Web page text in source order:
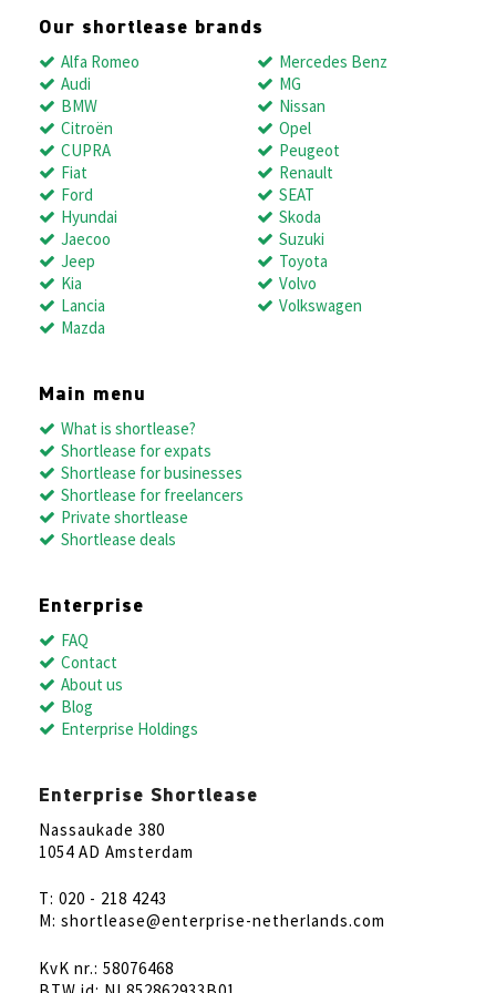
Our shortlease brands
Alfa Romeo
Audi
BMW
Citroën
CUPRA
Fiat
Ford
Hyundai
Jaecoo
Jeep
Kia
Lancia
Mazda
Mercedes Benz
MG
Nissan
Opel
Peugeot
Renault
SEAT
Skoda
Suzuki
Toyota
Volvo
Volkswagen
Main menu
What is shortlease?
Shortlease for expats
Shortlease for businesses
Shortlease for freelancers
Private shortlease
Shortlease deals
Enterprise
FAQ
Contact
About us
Blog
Enterprise Holdings
Enterprise Shortlease
Nassaukade 380
1054 AD Amsterdam
T: 020 - 218 4243
M: shortlease@enterprise-netherlands.com
KvK nr.: 58076468